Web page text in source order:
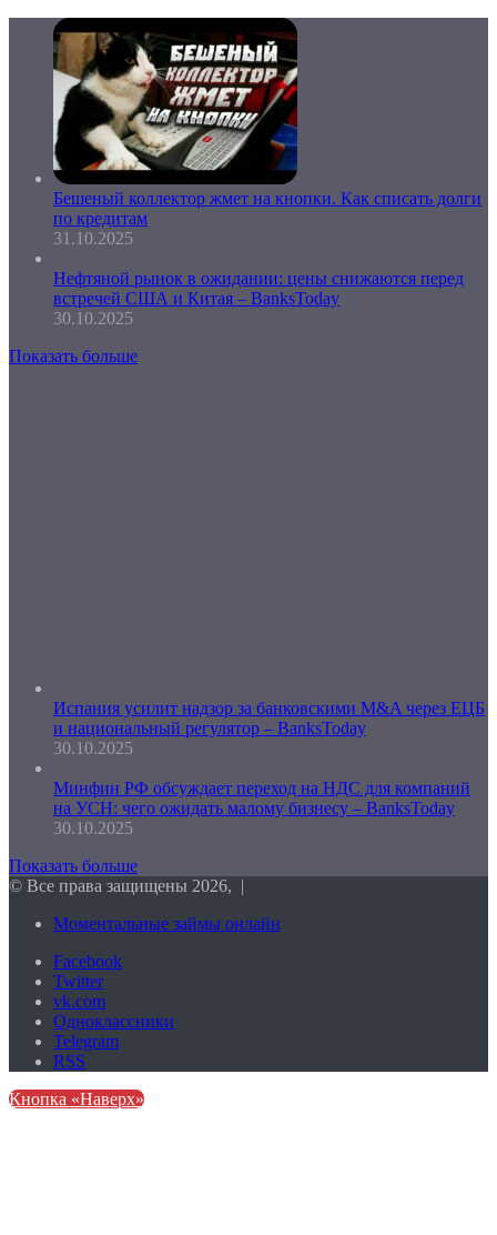
Бешеный коллектор жмет на кнопки. Как списать долги
по кредитам
31.10.2025
Нефтяной рынок в ожидании: цены снижаются перед
встречей США и Китая – BanksToday
30.10.2025
Показать больше
Испания усилит надзор за банковскими M&A через ЕЦБ
и национальный регулятор – BanksToday
30.10.2025
Минфин РФ обсуждает переход на НДС для компаний
на УСН: чего ожидать малому бизнесу – BanksToday
30.10.2025
Показать больше
© Все права защищены 2026, |
Моментальные займы онлайн
Facebook
Twitter
vk.com
Одноклассники
Telegram
RSS
Кнопка «Наверх»